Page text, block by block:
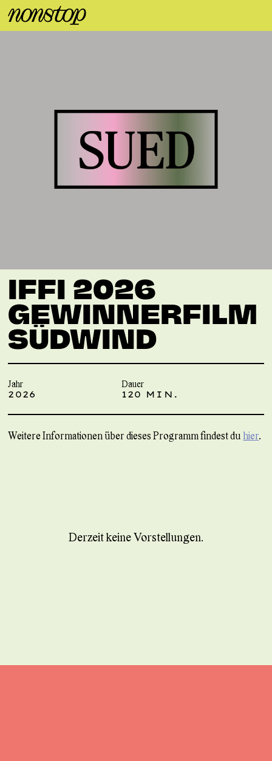
Derzeit keine Vorstellungen.
IFFI 2026
GEWINNERFILM
SÜDWIND
Jahr
2026
Dauer
120 MIN.
Weitere Informationen über dieses Programm findest du hier.